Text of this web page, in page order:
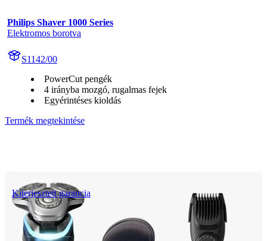
Philips Shaver 1000 Series
Elektromos borotva
S1142/00
PowerCut pengék
4 irányba mozgó, rugalmas fejek
Egyérintéses kioldás
Termék megtekintése
Kiterjesztett garancia